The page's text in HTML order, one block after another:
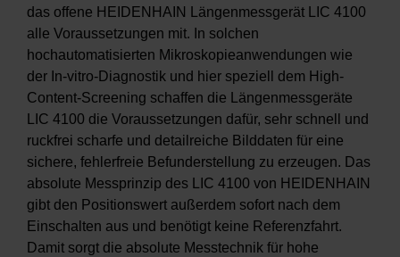
das offene HEIDENHAIN Längenmessgerät LIC 4100
alle Voraussetzungen mit. In solchen
hochautomatisierten Mikroskopieanwendungen wie
der In-vitro-Diagnostik und hier speziell dem High-
Content-Screening schaffen die Längenmessgeräte
LIC 4100 die Voraussetzungen dafür, sehr schnell und
ruckfrei scharfe und detailreiche Bilddaten für eine
sichere, fehlerfreie Befunderstellung zu erzeugen. Das
absolute Messprinzip des LIC 4100 von HEIDENHAIN
gibt den Positionswert außerdem sofort nach dem
Einschalten aus und benötigt keine Referenzfahrt.
Damit sorgt die absolute Messtechnik für hohe